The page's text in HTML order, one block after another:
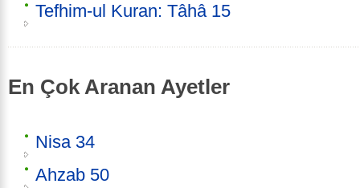
Tefhim-ul Kuran: Tâhâ 15
En Çok Aranan Ayetler
Nisa 34
Ahzab 50